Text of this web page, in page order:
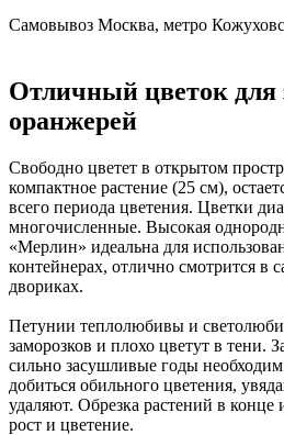
Самовывоз Москва, метро
Отличный цветок для
оранжерей
Свободно цветет в открытом
компактное растение (25 см),
всего периода цветения. Цветки
многочисленные. Высокая
«Мерлин» идеальна для
контейнерах, отлично смотрится в
двориках.
Петунии теплолюбивы и
заморозков и плохо цветут в тени.
сильно засушливые годы
добиться обильного цветения,
удаляют. Обрезка растений в
рост и цветение.